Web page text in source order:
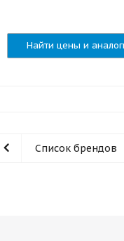
Найти цены и
Список брендов